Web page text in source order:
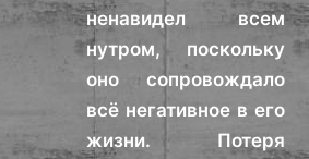
ненавидел всем
нутром, поскольку
оно сопровождало
всё негативное в его
жизни. Потеря